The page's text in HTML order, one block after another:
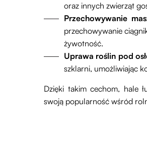
oraz innych zwierząt
Przechowywanie
przechowywanie
żywotność.
Uprawa roślin pod
szklarni, umożliwiając
Dzięki takim cechom, hale
swoją popularność wśród